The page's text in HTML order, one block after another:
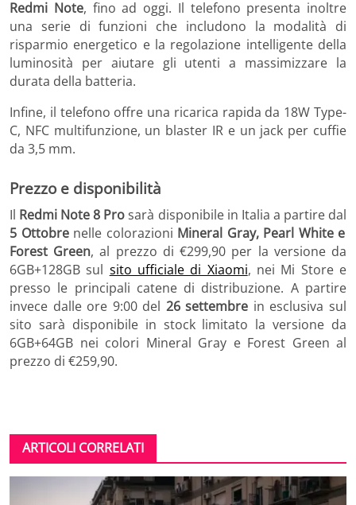
Redmi Note, fino ad oggi. Il telefono presenta inoltre
una serie di funzioni che includono la modalità di
risparmio energetico e la regolazione intelligente della
luminosità per aiutare gli utenti a massimizzare la
durata della batteria.
Infine, il telefono offre una ricarica rapida da 18W Type-
C, NFC multifunzione, un blaster IR e un jack per cuffie
da 3,5 mm.
Prezzo e disponibilità
Il Redmi Note 8 Prosarà disponibile in Italia a partire dal
5 Ottobrenelle colorazioni Mineral Gray, Pearl White e
Forest Green, al prezzo di €299,90 per la versione da
6GB+128GB sul sito ufficiale di Xiaomi, nei Mi Store e
presso le principali catene di distribuzione. A partire
invece dalle ore 9:00 del 26 settembre in esclusiva sul
sito sarà disponibile in stock limitato la versione da
6GB+64GB nei colori Mineral Gray e Forest Green al
prezzo di €259,90.
ARTICOLI CORRELATI